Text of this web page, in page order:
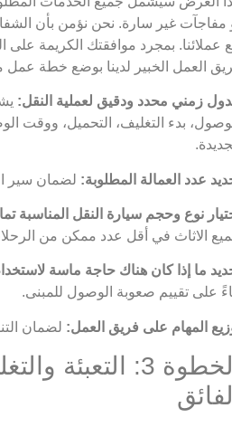
مفاجآت غير سارة. نحن نؤمن بأن
عملائنا. بمجرد موافقتك الكريمة
العمل الخبير لدينا بوضع خطة
زمني محدد ودقيق لعملية النقل:
بدء التغليف، التحميل، ووقت
عدد العمالة المطلوبة: لضمان سير
نوع وحجم سيارة النقل المناسبة
الاثاث في أقل عدد ممكن من
ما إذا كان هناك حاجة ماسة
على تقييم صعوبة الوصول للمبنى.
المهام على فريق العمل: لضمان
الخطوة 3: التعبئة